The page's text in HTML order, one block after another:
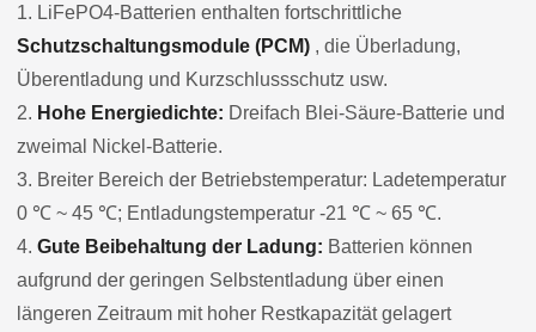
1. LiFePO4-Batterien enthalten fortschrittliche
Schutzschaltungsmodule (PCM) , die Überladung,
Überentladung und Kurzschlussschutz usw.
2. Hohe Energiedichte: Dreifach Blei-Säure-Batterie und
zweimal Nickel-Batterie.
3. Breiter Bereich der Betriebstemperatur: Ladetemperatur
0 ℃ ~ 45 ℃; Entladungstemperatur -21 ℃ ~ 65 ℃.
4. Gute Beibehaltung der Ladung: Batterien können
aufgrund der geringen Selbstentladung über einen
längeren Zeitraum mit hoher Restkapazität gelagert